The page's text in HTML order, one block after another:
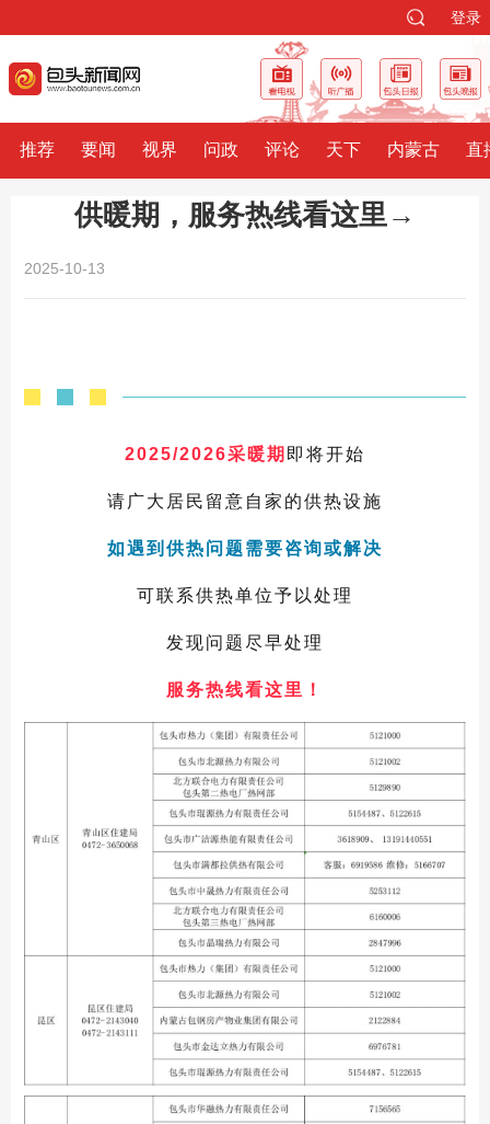
登录
推荐 要闻 视界 问政 评论 天下 内蒙古 直
供暖期，服务热线看这里→
2025-10-13
2025/2026采暖期 即将开始
请广大居民留意自家的供热设施
如遇到供热问题需要咨询或解决
可联系供热单位予以处理
发现问题尽早处理
服务热线看这里！